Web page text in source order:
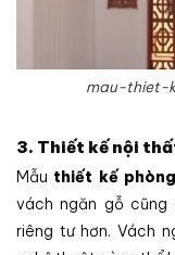
mau-thiet-
3. Thiết kế nội
Mẫu thiết kế
vách ngăn gỗ cũng
riêng tư hơn. Vách